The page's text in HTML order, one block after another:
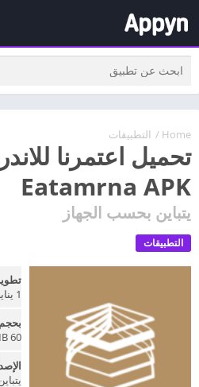
Home
/ التطبيقات
تحميل اعتمرنا
Eatamrna APK
يتباين بحسب الجهاز
التطبيقات
1 يناير 2024
بحجم
60 MB